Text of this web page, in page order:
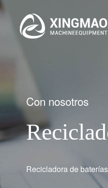
Con nosotros
Recicladora de